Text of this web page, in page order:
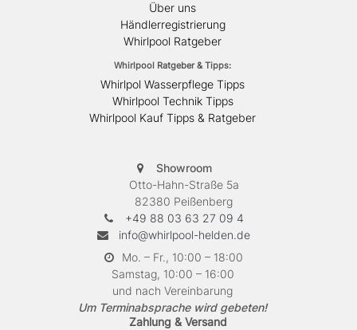
Über uns
Händlerregistrierung
Whirlpool Ratgeber
Whirlpool Ratgeber & Tipps:
Whirlpol Wasserpflege Tipps
Whirlpool Technik Tipps
Whirlpool Kauf Tipps & Ratgeber
Showroom
Otto-Hahn-Straße 5a
82380 Peißenberg
+49 88 03 63 27 09 4
info@whirlpool-helden.de
Mo. – Fr., 10:00 – 18:00
Samstag, 10:00 – 16:00
und nach Vereinbarung
Um Terminabsprache wird gebeten!
Zahlung & Versand